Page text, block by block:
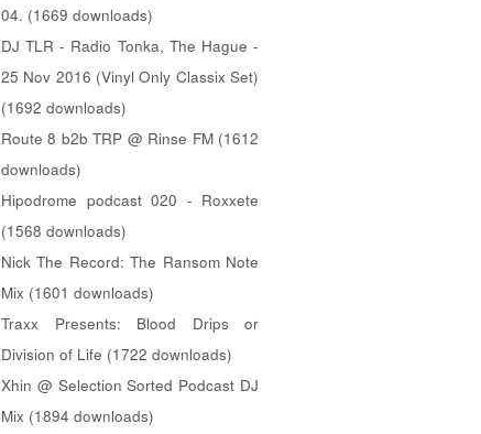
04. (1669 downloads)
DJ TLR - Radio Tonka, The Hague -
25 Nov 2016 (Vinyl Only Classix Set)
(1692 downloads)
Route 8 b2b TRP @ Rinse FM (1612
downloads)
Hipodrome podcast 020 - Roxxete
(1568 downloads)
Nick The Record: The Ransom Note
Mix (1601 downloads)
Traxx Presents: Blood Drips or
Division of Life (1722 downloads)
Xhin @ Selection Sorted Podcast DJ
Mix (1894 downloads)